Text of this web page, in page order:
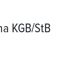
KGB/StB